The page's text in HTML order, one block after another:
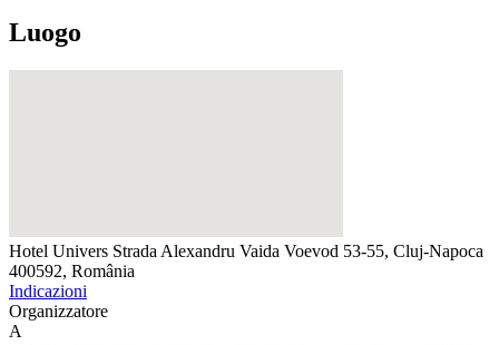
Luogo
Hotel Univers Strada Alexandru Vaida Voevod 53-55, Cluj-Napoca
400592, România
Indicazioni
Organizzatore
A